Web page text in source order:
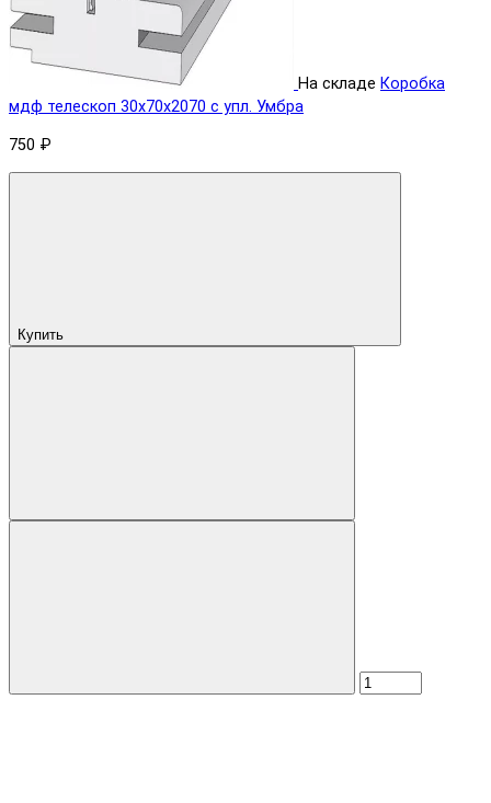
На складе Коробка
мдф телескоп 30х70х2070 с упл. Умбра
750 ₽
Купить